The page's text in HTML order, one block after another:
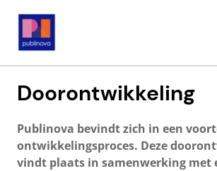
naar
Publinova.nl
Doorontwikkeling
Publinova bevindt zich in een
ontwikkelingsproces. Deze
vindt plaats in samenwerking met